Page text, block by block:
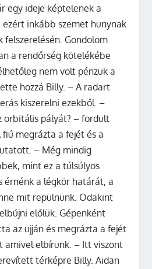
egy ideje képtelenek a
inkább szemet hunynak
felszerelésén. Gondolom
a rendőrség kötelékébe
nem volt pénzük a
hozzá Billy. – A radart
kiszerelni ezekből. –
orbitális pályát? – fordult
megrázta a fejét és a
– Még mindig
mint ez a túlsúlyos
érnénk a légkör határát, a
mit repülnünk. Odakint
előlük. Gépenként
az ujján és megrázta a fejét
amivel elbírunk. – Itt viszont
térképre Billy. Aidan